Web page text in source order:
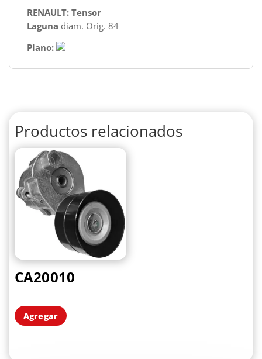
RENAULT: Tensor
Laguna diam. Orig. 84
Plano:
Productos relacionados
CA20010
Agregar